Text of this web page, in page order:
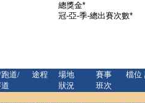
總獎金*
冠-亞-季-總出賽次數*
道/
途程
場地
狀況
賽事
班次
檔位